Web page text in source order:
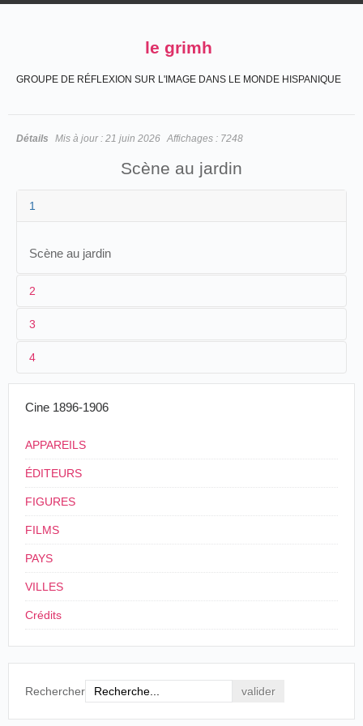
le grimh
GROUPE DE RÉFLEXION SUR L'IMAGE DANS LE MONDE HISPANIQUE
Détails Mis à jour : 21 juin 2026 Affichages : 7248
Scène au jardin
1
Scène au jardin
2
1
2
3
4
3
Phono-
4
Cine 1896-1906
APPAREILS
ÉDITEURS
FIGURES
FILMS
PAYS
VILLES
Crédits
Rechercher